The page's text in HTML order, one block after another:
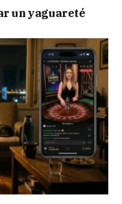
un yaguareté